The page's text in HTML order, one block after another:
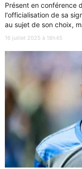
Présent en conférence
l'officialisation de sa
au sujet de son choix,
16 juillet 2025 à 18h45